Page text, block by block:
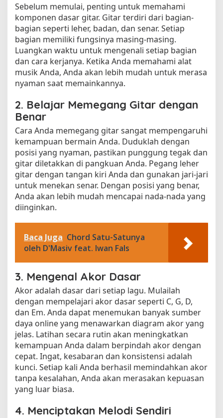
Sebelum memulai, penting untuk memahami
komponen dasar gitar. Gitar terdiri dari bagian-
bagian seperti leher, badan, dan senar. Setiap
bagian memiliki fungsinya masing-masing.
Luangkan waktu untuk mengenali setiap bagian
dan cara kerjanya. Ketika Anda memahami alat
musik Anda, Anda akan lebih mudah untuk merasa
nyaman saat memainkannya.
2. Belajar Memegang Gitar dengan
Benar
Cara Anda memegang gitar sangat mempengaruhi
kemampuan bermain Anda. Duduklah dengan
posisi yang nyaman, pastikan punggung tegak dan
gitar diletakkan di pangkuan Anda. Pegang leher
gitar dengan tangan kiri Anda dan gunakan jari-jari
untuk menekan senar. Dengan posisi yang benar,
Anda akan lebih mudah mencapai nada-nada yang
diinginkan.
Baca Juga Chord Satu-Satunya
oleh D'Masiv feat. Iwan Fals
3. Mengenal Akor Dasar
Akor adalah dasar dari setiap lagu. Mulailah
dengan mempelajari akor dasar seperti C, G, D,
dan Em. Anda dapat menemukan banyak sumber
daya online yang menawarkan diagram akor yang
jelas. Latihan secara rutin akan meningkatkan
kemampuan Anda dalam berpindah akor dengan
cepat. Ingat, kesabaran dan konsistensi adalah
kunci. Setiap kali Anda berhasil memindahkan akor
tanpa kesalahan, Anda akan merasakan kepuasan
yang luar biasa.
4. Menciptakan Melodi Sendiri